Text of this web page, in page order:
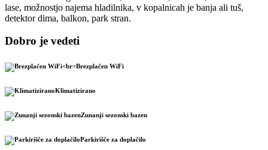
lase, možnostjo najema hladilnika, v kopalnicah je banja ali tuš,
detektor dima, balkon, park stran.
Dobro je vedeti
Brezplačen WiFi
Klimatizirano
Zunanji sezonski bazen
Parkirišče za doplačilo